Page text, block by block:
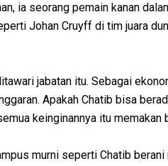
ia seorang pemain kanan
Johan Cruyff di tim juara
jabatan itu. Sebagai
Apakah Chatib bisa
keinginannya itu memakan
murni seperti Chatib